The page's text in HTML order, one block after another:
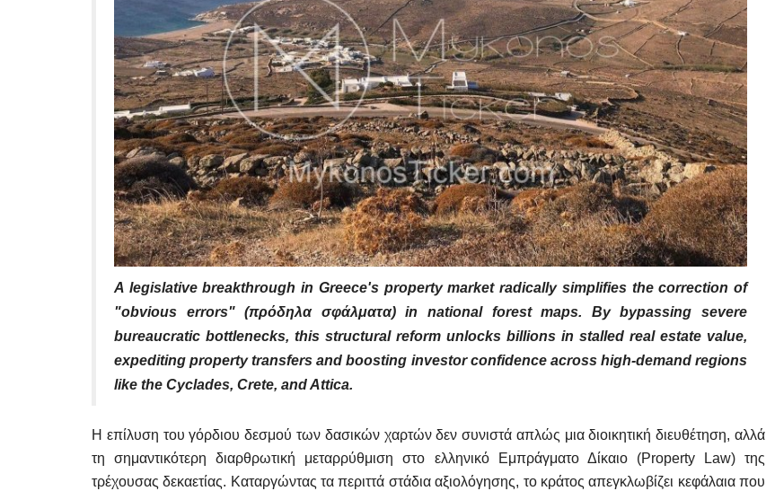
A legislative breakthrough in Greece's property market radically simplifies the correction of
"obvious errors" (πρόδηλα σφάλματα) in national forest maps. By bypassing severe
bureaucratic bottlenecks, this structural reform unlocks billions in stalled real estate value,
expediting property transfers and boosting investor confidence across high-demand regions
like the Cyclades, Crete, and Attica.
Η επίλυση του γόρδιου δεσμού των δασικών χαρτών δεν συνιστά απλώς μια διοικητική διευθέτηση, αλλά
τη σημαντικότερη διαρθρωτική μεταρρύθμιση στο ελληνικό Εμπράγματο Δίκαιο (Property Law) της
τρέχουσας δεκαετίας. Καταργώντας τα περιττά στάδια αξιολόγησης, το κράτος απεγκλωβίζει κεφάλαια που